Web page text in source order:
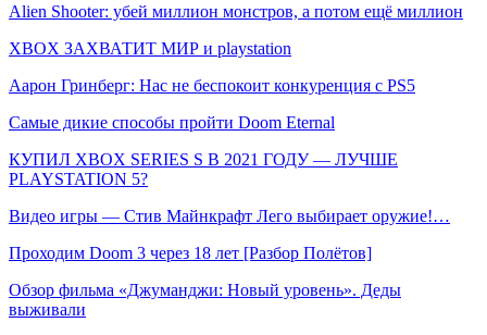
Alien Shooter: убей миллион монстров, а потом ещё миллион
XBOX ЗАХВАТИТ МИР и playstation
Аарон Гринберг: Нас не беспокоит конкуренция с PS5
Самые дикие способы пройти Doom Eternal
КУПИЛ XBOX SERIES S В 2021 ГОДУ — ЛУЧШЕ
PLAYSTATION 5?
Видео игры — Стив Майнкрафт Лего выбирает оружие!…
Проходим Doom 3 через 18 лет [Разбор Полётов]
Обзор фильма «Джуманджи: Новый уровень». Деды
выживали